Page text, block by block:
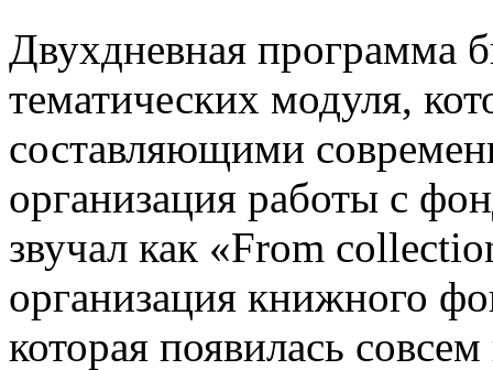
Двухдневная программа
тематических модуля,
составляющими
организация работы с
звучал как «From
организация книжного
которая появилась